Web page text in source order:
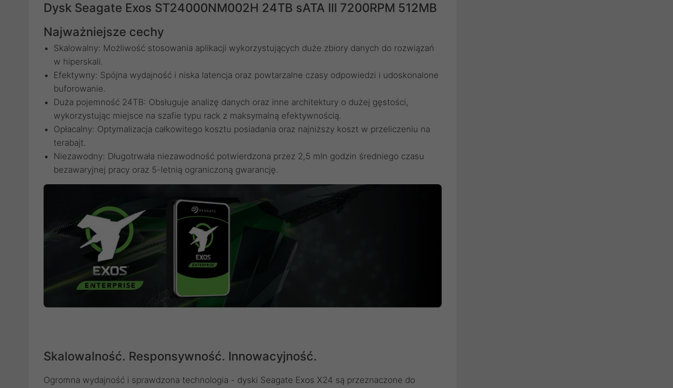
Dysk Seagate Exos ST24000NM002H 24TB sATA III 7200RPM 512MB
Najważniejsze cechy
Skalowalny: Możliwość stosowania aplikacji wykorzystujących duże zbiory danych do rozwiązań
w hiperskali.
Efektywny: Spójna wydajność i niska latencja oraz powtarzalne czasy odpowiedzi i udoskonalone
buforowanie.
Duża pojemność 24TB: Obsługuje analizę danych oraz inne architektury o dużej gęstości,
wykorzystując miejsce na szafie typu rack z maksymalną efektywnością.
Opłacalny: Optymalizacja całkowitego kosztu posiadania oraz najniższy koszt w przeliczeniu na
terabajt.
Niezawodny: Długotrwała niezawodność potwierdzona przez 2,5 mln godzin średniego czasu
bezawaryjnej pracy oraz 5-letnią ograniczoną gwarancję.
Skalowalność. Responsywność. Innowacyjność.
Ogromna wydajność i sprawdzona technologia - dyski Seagate Exos X24 są przeznaczone do